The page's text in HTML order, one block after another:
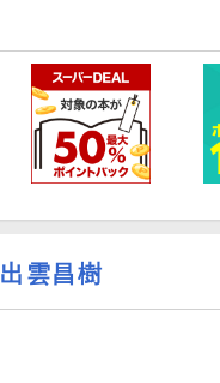
出雲昌樹